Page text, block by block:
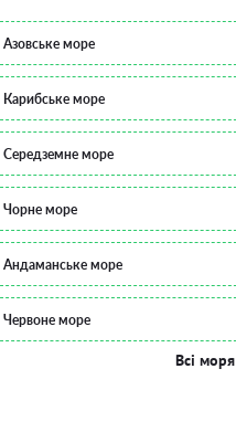
Азовське море
Карибське море
Середземне море
Чорне море
Андаманське море
Червоне море
Всі моря